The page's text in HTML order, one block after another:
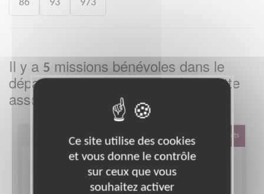
86 93 973
Il y a 5 missions bénévoles dans le
département
dans cette
association
Défense Des Droits
Ce site utilise des cookies
et vous donne le contrôle
sur ceux que vous
souhaitez activer